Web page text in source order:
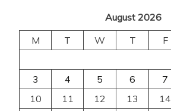
August 2026
M
T W T F
3
4 5 6 7
10
11 12 13 14